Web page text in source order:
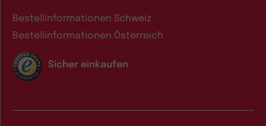
Bestellinformationen Schweiz
Bestellinformationen Österreich
Sicher einkaufen